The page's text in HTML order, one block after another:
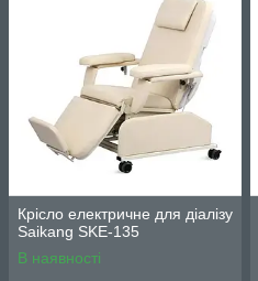
Крісло електричне для діалізу
Saikang SKE-135
В наявності